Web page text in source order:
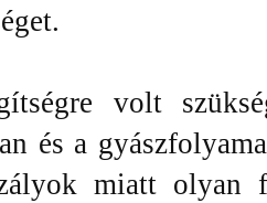
volt
és a
miatt olyan